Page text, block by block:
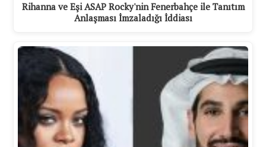
Rihanna ve Eşi ASAP Rocky'nin Fenerbahçe ile Tanıtım
Anlaşması İmzaladığı İddiası